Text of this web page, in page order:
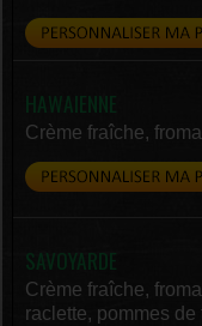
HAWAIENNE
Crème fraîche,
SAVOYARDE
Crème fraîche,
raclette, pommes de